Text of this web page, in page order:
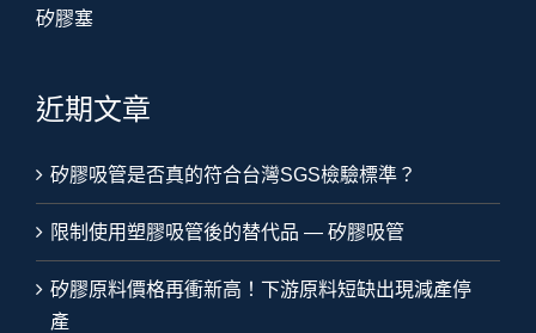
矽膠塞
近期文章
矽膠吸管是否真的符合台灣SGS檢驗標準？
限制使用塑膠吸管後的替代品 — 矽膠吸管
矽膠原料價格再衝新高！下游原料短缺出現減產停
產